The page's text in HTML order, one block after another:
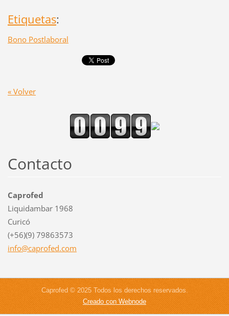
Etiquetas:
Bono Postlaboral
« Volver
Contacto
Caprofed
Liquidambar 1968
Curicó
(+56)(9) 79863573
info@caprofed.com
Caprofed © 2025 Todos los derechos reservados.
Creado con Webnode